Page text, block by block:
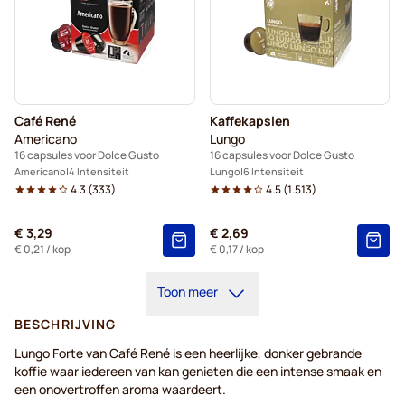
Café René
Americano
16 capsules voor Dolce Gusto
Americano 4 Intensiteit
4.3 (333)
€ 3,29
€ 0,21 / kop
Kaffekapslen
Lungo
16 capsules voor Dolce Gusto
Lungo 6 Intensiteit
4.5(1.513)
€ 2,69
€ 0,17/ kop
Toon meer
BESCHRIJVING
Lungo Forte van Café René is een heerlijke, donker gebrande
koffie waar iedereen van kan genieten die een intense smaak en
een onovertroffen aroma waardeert.